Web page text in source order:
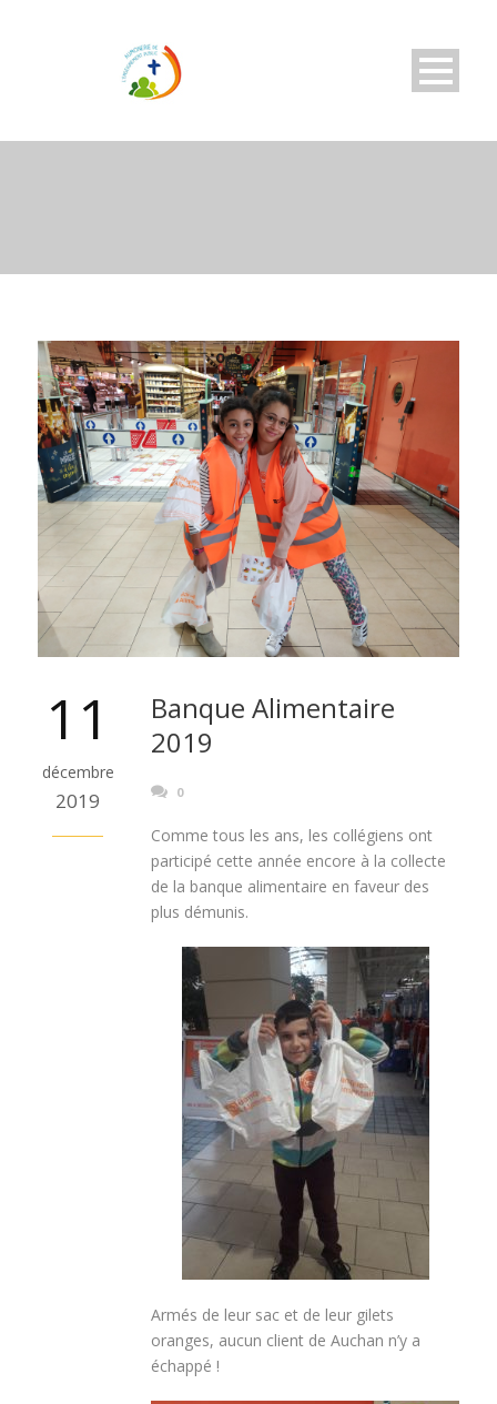
11
décembre
2019
Banque Alimentaire
2019
0
Comme tous les ans, les collégiens ont
participé cette année encore à la collecte
de la banque alimentaire en faveur des
plus démunis.
Armés de leur sac et de leur gilets
oranges, aucun client de Auchan n’y a
échappé !